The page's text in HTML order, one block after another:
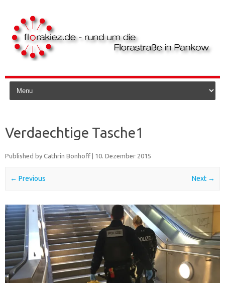
Skip to content
Verdaechtige Tasche1
Published by Cathrin Bonhoff 10. Dezember 2015
← Previous Next →